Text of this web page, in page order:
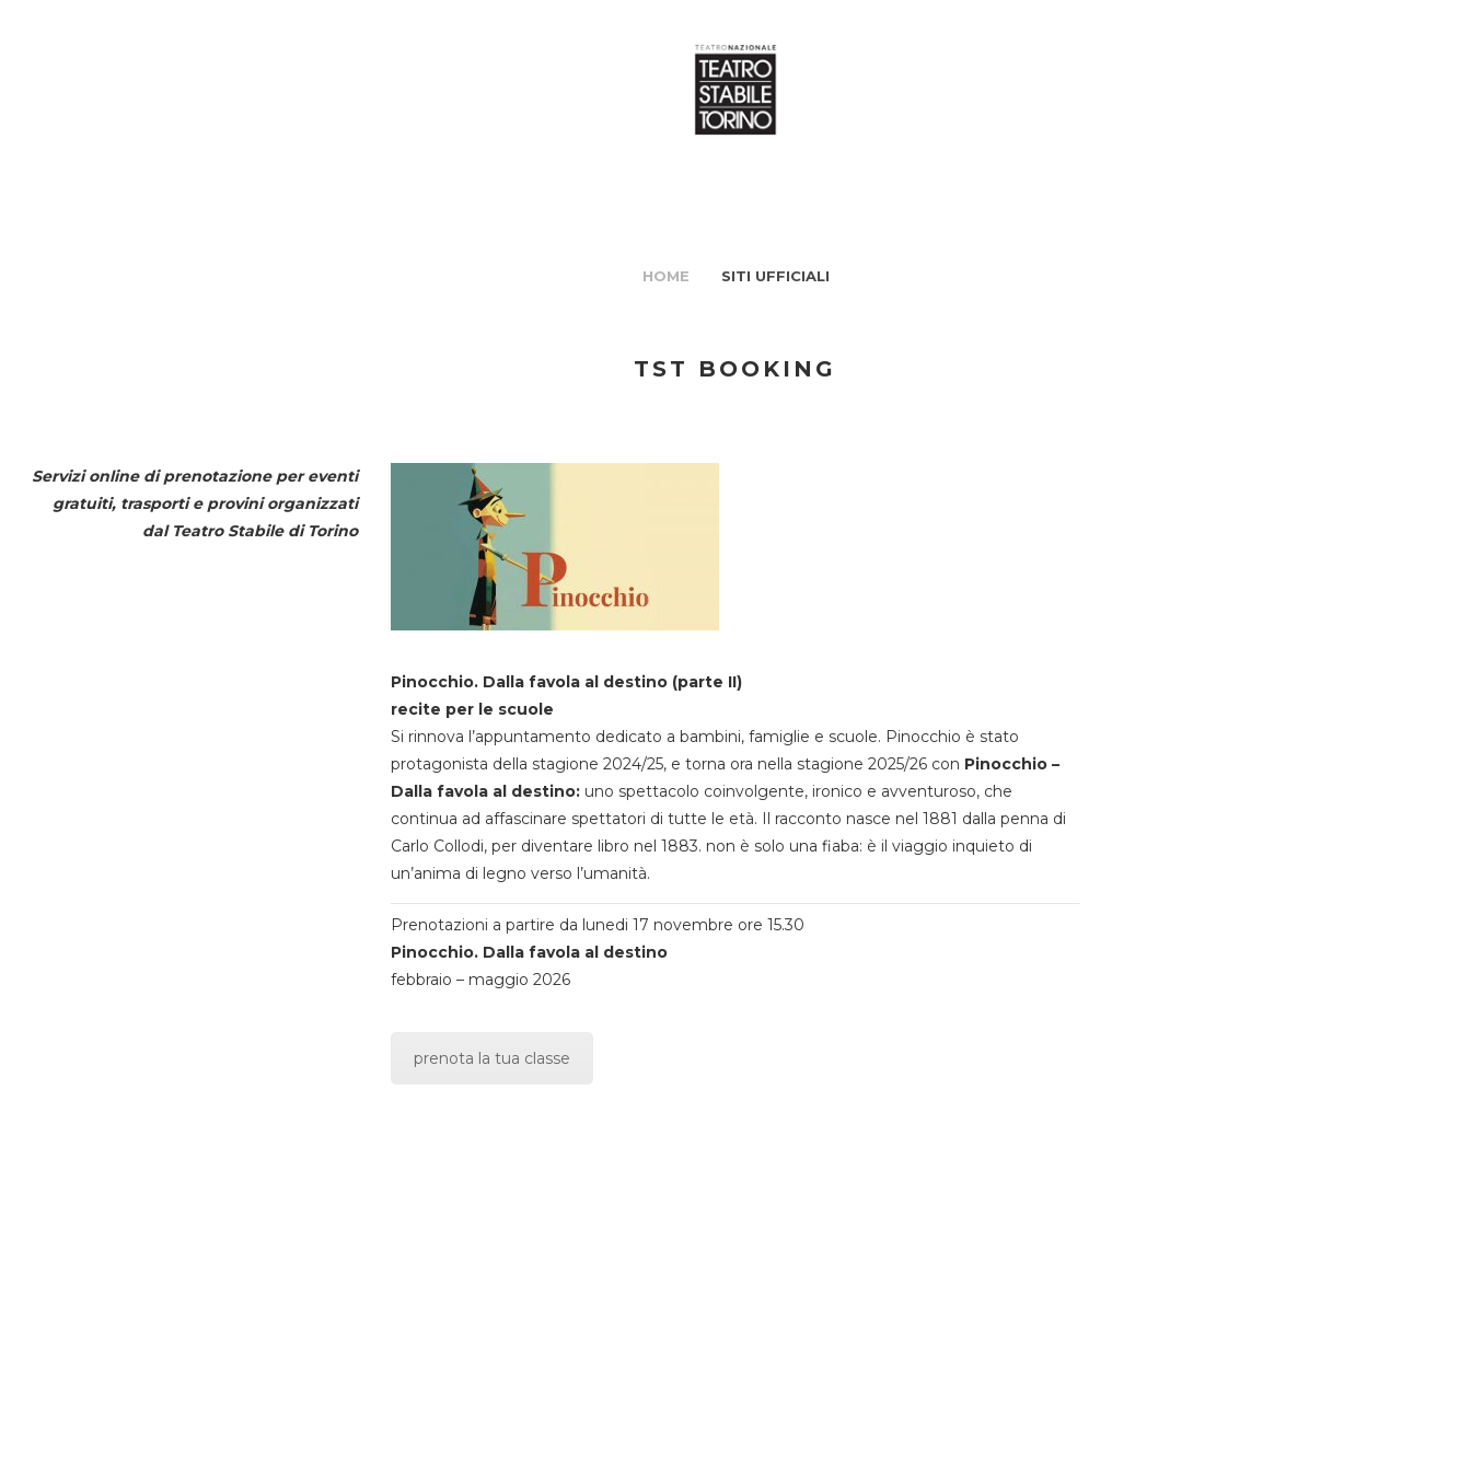
HOME SITI UFFICIALI
TST BOOKING
Servizi online di prenotazione per eventi
gratuiti, trasporti e provini organizzati
dal Teatro Stabile di Torino
Pinocchio. Dalla favola al destino (parte II)
recite per le scuole
Si rinnova l’appuntamento dedicato a bambini, famiglie e scuole. Pinocchio è stato
protagonista della stagione 2024/25, e torna ora nella stagione 2025/26 con Pinocchio –
Dalla favola al destino:uno spettacolo coinvolgente, ironico e avventuroso, che
continua ad affascinare spettatori di tutte le età. Il racconto nasce nel 1881 dalla penna di
Carlo Collodi, per diventare libro nel 1883. non è solo una fiaba: è il viaggio inquieto di
un’anima di legno verso l’umanità.
Prenotazioni a partire da lunedi 17 novembre ore 15.30
Pinocchio. Dalla favola al destino
febbraio – maggio 2026
prenota la tua classe